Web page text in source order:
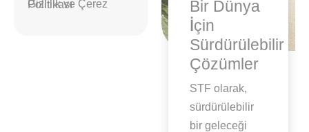
Gizlilik ve Çerez Politikası
Bir Dünya
İçin
Sürdürülebilir
Çözümler
STF olarak,
sürdürülebilir
bir geleceği